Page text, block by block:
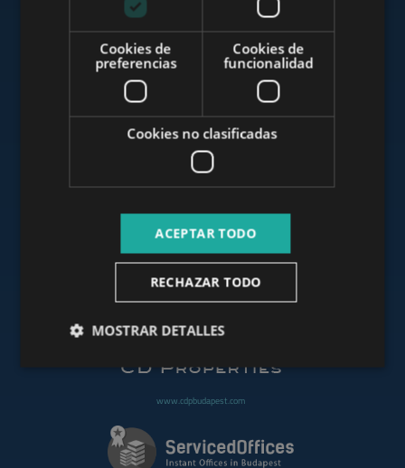
www.budapestluxuryapartments.hu
www.budapestoffices.net
www.cdpbudapest.com
Cookies de
preferencias
Cookies de
funcionalidad
Cookies no clasificadas
ACEPTAR TODO
RECHAZAR TODO
MOSTRAR DETALLES